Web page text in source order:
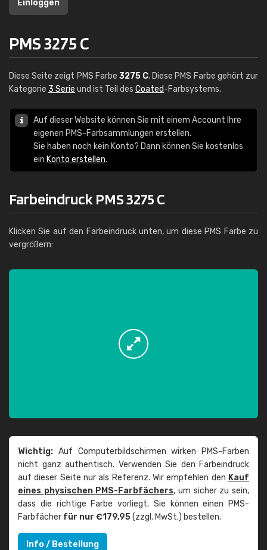
Einloggen
PMS 3275 C
Diese Seite zeigt PMS Farbe 3275 C. Diese PMS Farbe gehört zur
Kategorie 3 Serie und ist Teil des Coated-Farbsystems.
Auf dieser Website können Sie mit einem Account Ihre
eigenen PMS-Farbsammlungen erstellen.
Sie haben noch kein Konto? Dann können Sie kostenlos
ein Konto erstellen.
Farbeindruck PMS 3275 C
Klicken Sie auf den Farbeindruck unten, um diese PMS Farbe zu
vergrößern:
Wichtig: Auf Computerbildschirmen wirken PMS-Farben
nicht ganz authentisch. Verwenden Sie den Farbeindruck
auf dieser Seite nur als Referenz. Wir empfehlen den Kauf
eines physischen PMS-Farbfächers, um sicher zu sein,
dass die richtige Farbe vorliegt. Sie können einen PMS-
Farbfächer für nur €179,95(zzgl. MwSt.) bestellen.
Info / Bestellung